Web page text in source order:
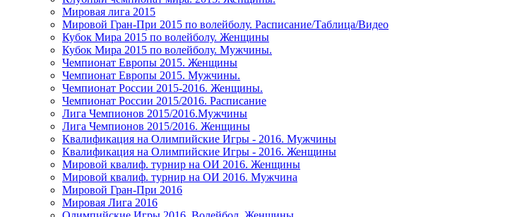
Мировая лига 2015
Мировой Гран-При 2015 по волейболу. Расписание/Таблица/Видео
Кубок Мира 2015 по волейболу. Женщины
Кубок Мира 2015 по волейболу. Мужчины.
Чемпионат Европы 2015. Женщины
Чемпионат Европы 2015. Мужчины.
Чемпионат России 2015-2016. Женщины.
Чемпионат России 2015/2016. Расписание
Лига Чемпионов 2015/2016.Мужчины
Лига Чемпионов 2015/2016. Женщины
Квалификация на Олимпийские Игры - 2016. Мужчины
Квалификация на Олимпийские Игры - 2016. Женщины
Мировой квалиф. турнир на ОИ 2016. Женщины
Мировой квалиф. турнир на ОИ 2016. Мужчина
Мировой Гран-При 2016
Мировая Лига 2016